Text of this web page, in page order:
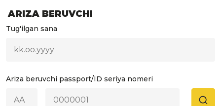
ARIZA BERUVCHI
Tug'ilgan sana
Ariza beruvchi passport/ID seriya nomeri